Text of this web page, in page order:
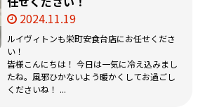
2024.11.19
ルイヴィトンも栄町安食台店にお任せくださ
い！
皆様こんにちは！ 今日は一気に冷え込みまし
たね。風邪ひかないよう暖かくしてお過ごし
くださいね！ ...